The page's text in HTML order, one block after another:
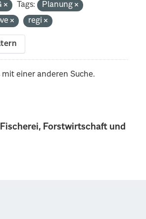
Forstwirtschaft und
Tags:
Planung
regi
mit einer anderen Suche.